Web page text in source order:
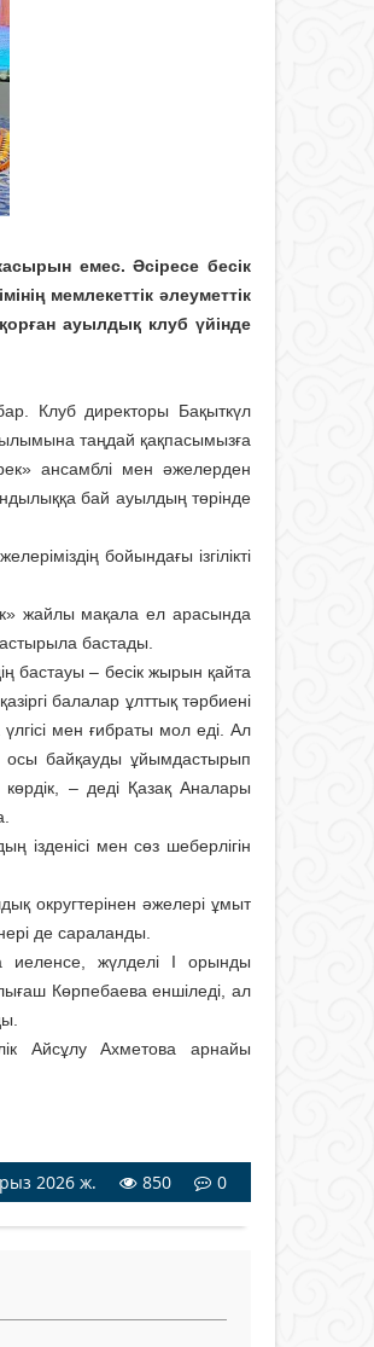
емес. Әсіресе бесік
мемлекеттік әлеуметтік
ауылдық клуб үйінде
Клуб директоры Бақыт­күл
таңдай қақпасымызға
ансамблі мен әжелерден
бай ауылдың төрінде
бойындағы ізгілікті
жайлы мақала ел арасын­да
бастады.
бастауы – бесік жырын қайта
балалар ұлттық тәрбиені
мен ғибраты мол еді. Ал
осы байқауды ұйымдастырып
– деді Қазақ Аналары
ізденісі мен сөз шеберлігін
округтерінен әжелері ұмыт
де сараланды.
иеленсе, жүлделі І орынды
Көрпебаева еншіледі, ал
Айсұлу Ахметова арнайы
2026 ж. 850 0